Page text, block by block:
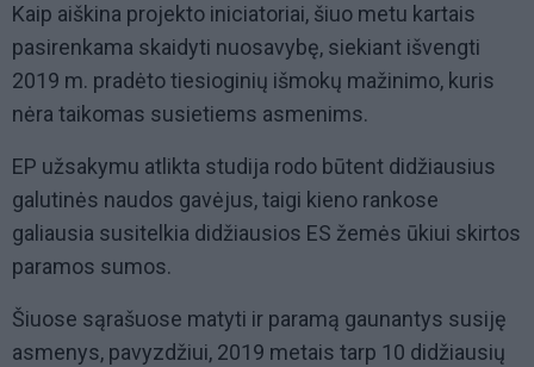
Kaip aiškina projekto iniciatoriai, šiuo metu kartais
pasirenkama skaidyti nuosavybę, siekiant išvengti
2019 m. pradėto tiesioginių išmokų mažinimo, kuris
nėra taikomas susietiems asmenims.
EP užsakymu atlikta studija rodo būtent didžiausius
galutinės naudos gavėjus, taigi kieno rankose
galiausia susitelkia didžiausios ES žemės ūkiui skirtos
paramos sumos.
Šiuose sąrašuose matyti ir paramą gaunantys susiję
asmenys, pavyzdžiui, 2019 metais tarp 10 didžiausių